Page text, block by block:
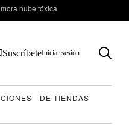
nube tóxica
SuscríbeteIniciar sesión
DE TIENDAS